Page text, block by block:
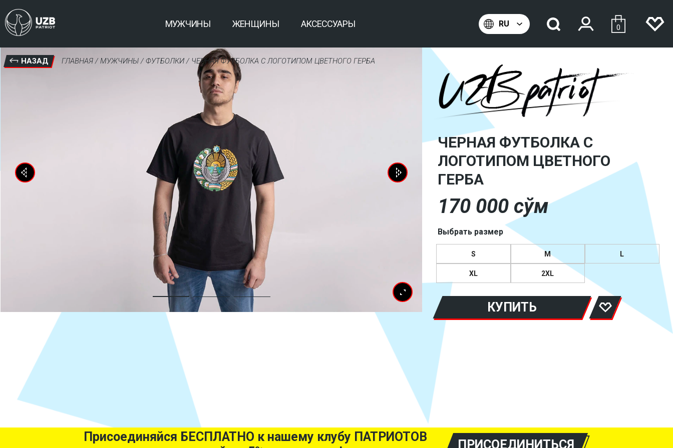
МУЖЧИНЫ ЖЕНЩИНЫ АКСЕССУАРЫ 0
НАЗАД ГЛАВНАЯ / МУЖЧИНЫ / ФУТБОЛКИ / ЧЕРНАЯ ФУТБОЛКА С ЛОГОТИПОМ ЦВЕТНОГО ГЕРБА
ЧЕРНАЯ ФУТБОЛКА С
ЛОГОТИПОМ ЦВЕТНОГО
ГЕРБА
170 000 сўм
Выбрать размер
S M L
XL 2XL
КУПИТЬ
Присоединяйся БЕСПЛАТНО к нашему клубу ПАТРИОТОВ
ПРИСОЕДИНИТЬСЯ